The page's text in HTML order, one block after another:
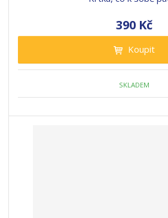
390 Kč
Koupit
SKLADEM